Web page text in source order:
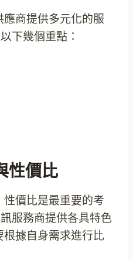
商提供多元化的服
下幾個重點：
性價比
價比是最重要的考
服務商提供各具特色
據自身需求進行比